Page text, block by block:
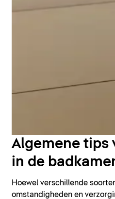
Algemene tips
in de
Hoewel verschillende
omstandigheden en